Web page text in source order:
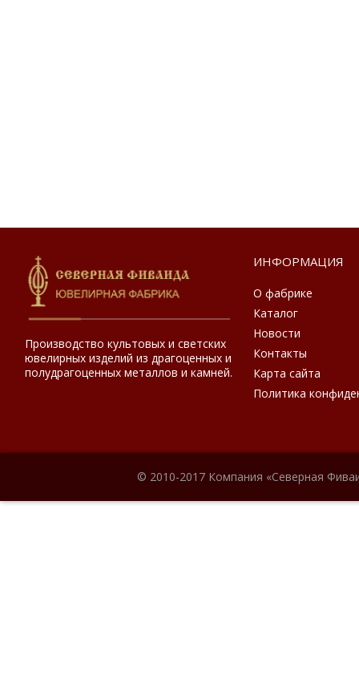
Производство культовых и светских
ювелирных изделий из драгоценных и
полудрагоценных металлов и камней.
ИНФОРМАЦИЯ
О фабрике
Каталог
Новости
Контакты
Карта сайта
Политика
© 2010-2017 Компания «Северная